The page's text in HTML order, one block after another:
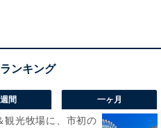
かった」「白濁のお湯と露
素晴らしさ！」という声が
ウトドアを楽しみたい人
間 一ヶ月
観光牧場に、市初の